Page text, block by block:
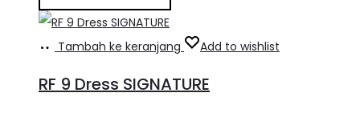
Tambah ke keranjang Add to wishlist
RF 9 Dress SIGNATURE